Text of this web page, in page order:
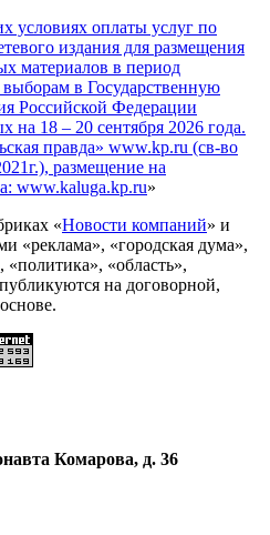
условиях оплаты услуг по
издания для размещения
материалов в период
в Государственную
Российской Федерации
на 18 – 20 сентября 2026 года.
правда» www.kp.ru (св-во
размещение на
www.kaluga.kp.ru»
«Новости компаний» и
«реклама», «городская дума»,
«политика», «область»,
на договорной,
Комарова, д. 36